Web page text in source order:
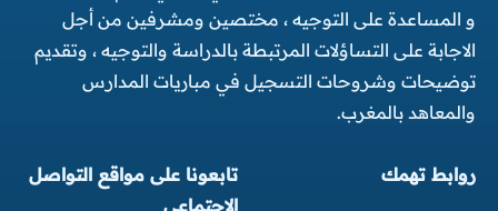
و المساعدة على التوجيه ، مختصين ومشرفين من أجل
الاجابة على التساؤلات المرتبطة بالدراسة والتوجيه ، وتقديم
توضيحات وشروحات التسجيل في مباريات المدارس
والمعاهد بالمغرب.
روابط تهمك
تابعونا على مواقع التواصل
الاجتماعي